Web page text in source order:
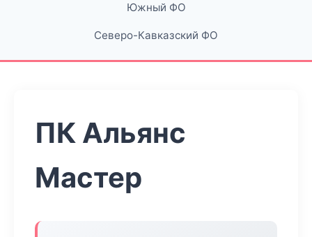
Южный ФО
Северо-Кавказский ФО
ПК Альянс
Мастер